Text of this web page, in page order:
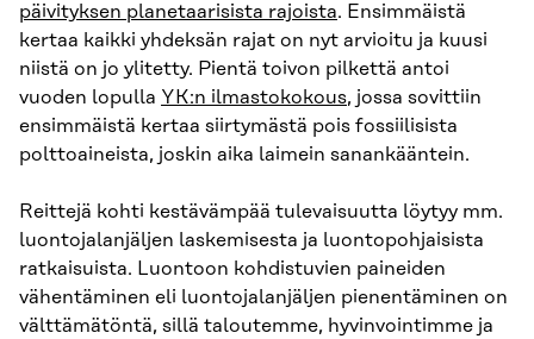
päivityksen planetaarisista rajoista. Ensimmäistä
kertaa kaikki yhdeksän rajat on nyt arvioitu ja kuusi
niistä on jo ylitetty. Pientä toivon pilkettä antoi
vuoden lopulla YK:n ilmastokokous, jossa sovittiin
ensimmäistä kertaa siirtymästä pois fossiilisista
polttoaineista, joskin aika laimein sanankääntein.
Reittejä kohti kestävämpää tulevaisuutta löytyy mm.
luontojalanjäljen laskemisesta ja luontopohjaisista
ratkaisuista. Luontoon kohdistuvien paineiden
vähentäminen eli luontojalanjäljen pienentäminen on
välttämätöntä, sillä taloutemme, hyvinvointimme ja